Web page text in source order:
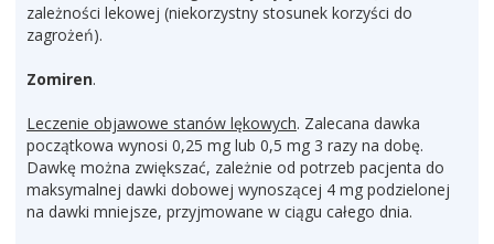
zależności lekowej (niekorzystny stosunek korzyści do
zagrożeń).
Zomiren.
Leczenie objawowe stanów lękowych. Zalecana dawka
początkowa wynosi 0,25 mg lub 0,5 mg 3 razy na dobę.
Dawkę można zwiększać, zależnie od potrzeb pacjenta do
maksymalnej dawki dobowej wynoszącej 4 mg podzielonej
na dawki mniejsze, przyjmowane w ciągu całego dnia.